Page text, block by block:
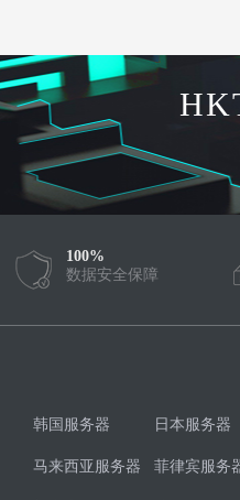
100%
数据安全保障
韩国服务器 日本服务器
马来西亚服务器 菲律宾服务